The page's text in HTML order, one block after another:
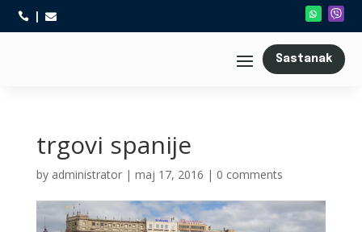
 
Sastanak
trgovi spanije
by administrator| maj 17, 2016 | 0 comments